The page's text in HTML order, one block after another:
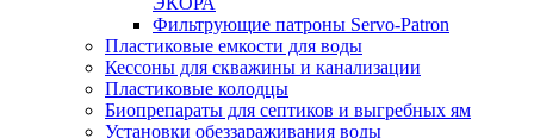
Фильтрующие патроны Servo-Patron
Пластиковые емкости для воды
Кессоны для скважины и канализации
Пластиковые колодцы
Биопрепараты для септиков и выгребных ям
Установки обеззараживания воды